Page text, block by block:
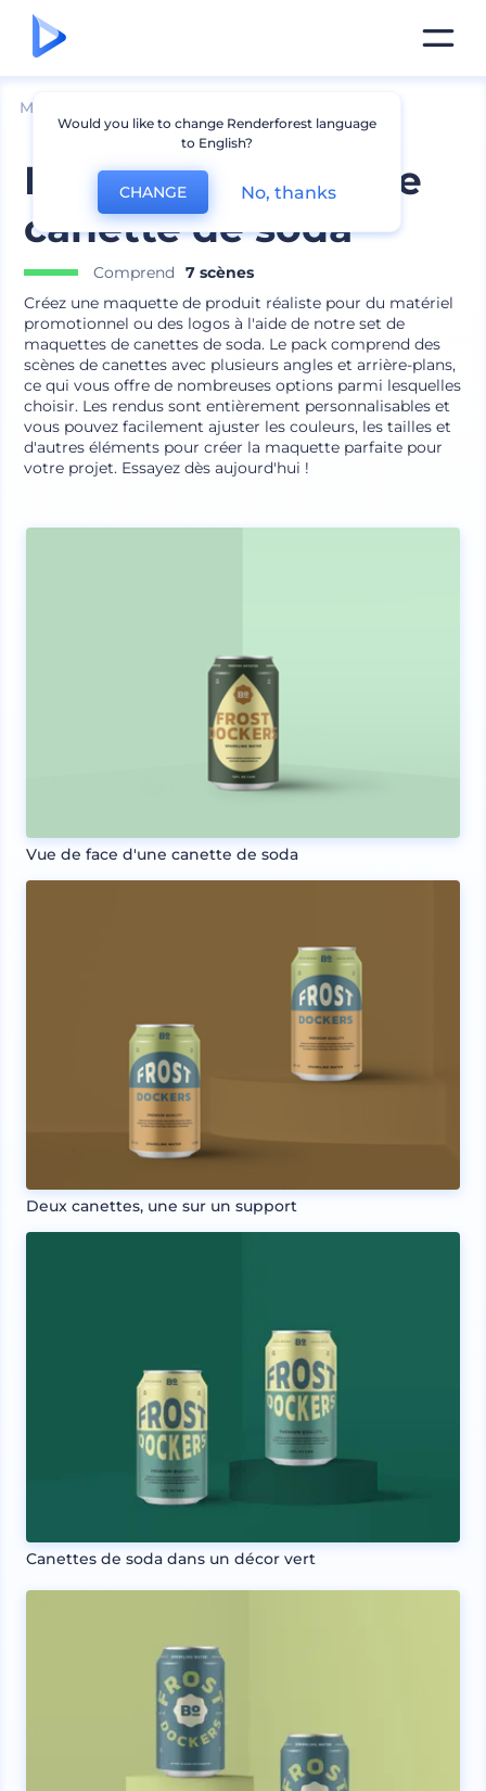
Mockups
Kit de maquette de
canette de soda
Comprend
7 scènes
Créez une maquette de produit réaliste pour du matériel
promotionnel ou des logos à l'aide de notre set de
maquettes de canettes de soda. Le pack comprend des
scènes de canettes avec plusieurs angles et arrière-plans,
ce qui vous offre de nombreuses options parmi lesquelles
choisir. Les rendus sont entièrement personnalisables et
vous pouvez facilement ajuster les couleurs, les tailles et
d'autres éléments pour créer la maquette parfaite pour
votre projet. Essayez dès aujourd'hui !
Vue de face d'une canette de soda
Deux canettes, une sur un support
Canettes de soda dans un décor vert
Would you like to change Renderforest language
to English?
CHANGE No, thanks